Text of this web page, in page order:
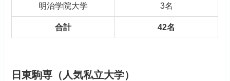
明治学院大学 3名
合計 42名
日東駒専（人気私立大学）